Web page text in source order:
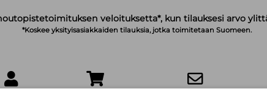
veloituksetta*, kun tilauksesi arvo
*Koskee yksityisasiakkaiden tilauksia, jotka toimitetaan Suomeen.